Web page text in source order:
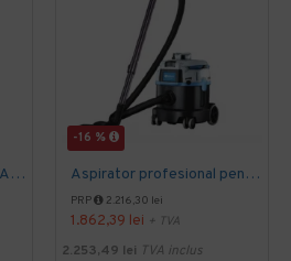
Aspirator profesional - TASKI AERO 8 Plus, 585 W, TASKI
-16 %
Aspirator profesional pentru hoteluri - aspirare uscata, Silentios, LABOMAT VAC 130E
PRP 2.216,30 lei
1.862,39 lei + TVA
2.253,49 lei TVA inclus